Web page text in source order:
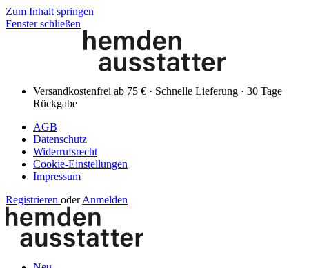
Zum Inhalt springen
Fenster schließen
Versandkostenfrei ab 75 € · Schnelle Lieferung · 30 Tage
Rückgabe
AGB
Datenschutz
Widerrufsrecht
Cookie-Einstellungen
Impressum
Registrieren oder Anmelden